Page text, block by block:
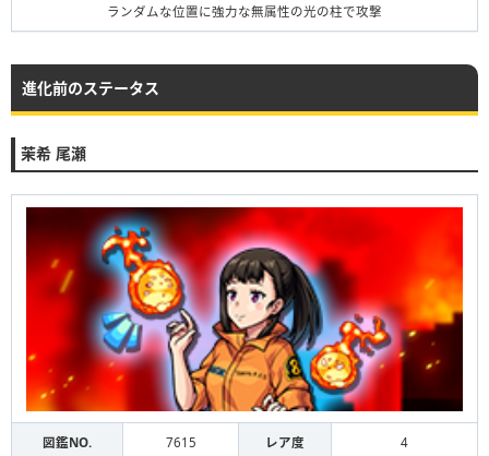
ランダムな位置に強力な無属性の光の柱で攻撃
進化前のステータス
茉希 尾瀬
図鑑NO. 7615 レア度 4